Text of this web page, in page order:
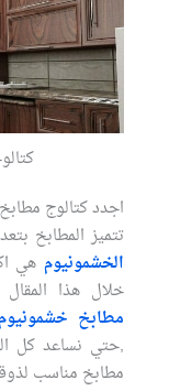
اجدد كتالوج
تتميز المطابخ
الخشمونيوم هي
خلال هذا
مطابخ خشمونيوم
,حتي نساعد كل
مطابخ مناسب